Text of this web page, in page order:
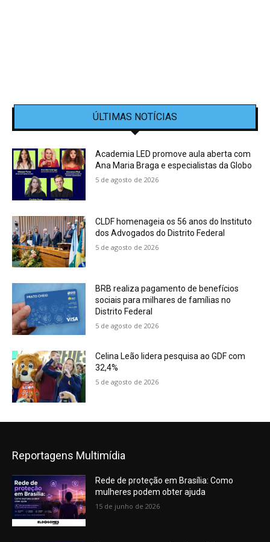
ÚLTIMAS NOTÍCIAS
Academia LED promove aula aberta com
Ana Maria Braga e especialistas da Globo
5 de agosto de 2026
CLDF homenageia os 56 anos do Instituto
dos Advogados do Distrito Federal
5 de agosto de 2026
BRB realiza pagamento de benefícios
sociais para milhares de famílias no
Distrito Federal
5 de agosto de 2026
Celina Leão lidera pesquisa ao GDF com
32,4%
5 de agosto de 2026
Reportagens Multimídia
Rede de proteção em Brasília: Como
mulheres podem obter ajuda
15 de junho de 2026